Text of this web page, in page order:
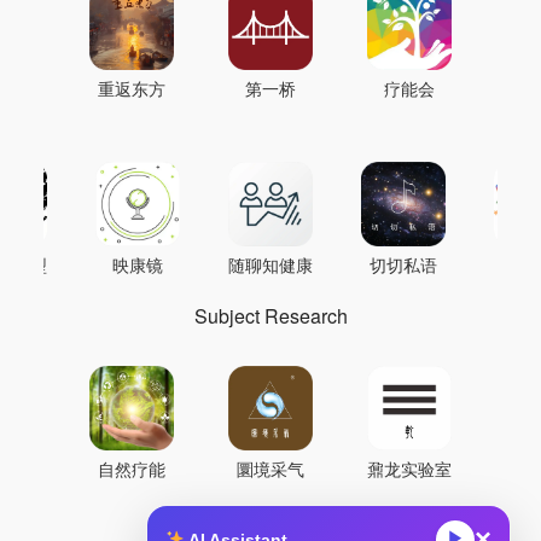
重返东方 第一桥 疗能会
模型 映康镜 随聊知健康 切切私语
Subject Research
自然疗能 圜境采气 鼐龙实验室